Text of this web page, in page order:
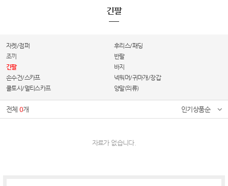
긴팔
자켓/점퍼
후리스/패딩
조끼
반팔
긴팔
바지
손수건/스카프
넥워머/귀마개/장갑
쿨토시/멀티스카프
양말(의류)
전체0개 인기상품순
자료가 없습니다.